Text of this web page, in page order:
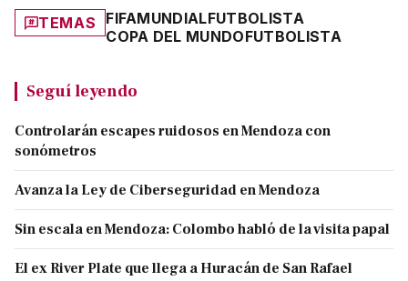
TEMAS FIFAMUNDIALFUTBOLISTA
COPA DEL MUNDOFUTBOLISTA
Seguí leyendo
Controlarán escapes ruidosos en Mendoza con
sonómetros
Avanza la Ley de Ciberseguridad en Mendoza
Sin escala en Mendoza: Colombo habló de la visita papal
El ex River Plate que llega a Huracán de San Rafael